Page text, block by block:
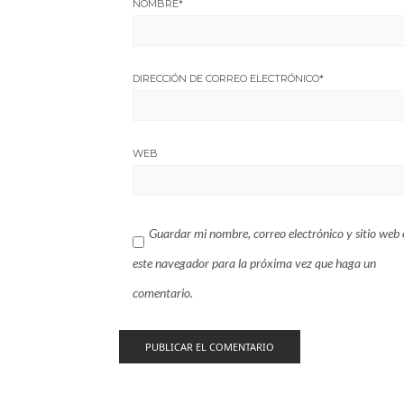
NOMBRE*
DIRECCIÓN DE CORREO ELECTRÓNICO*
WEB
Guardar mi nombre, correo electrónico y sitio web
este navegador para la próxima vez que haga un
comentario.